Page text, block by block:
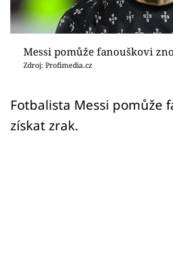
Sledujte prima+
Přihlášení
Sledujte nás
Messi pomůže fanouškovi
Zdroj: Profimedia.cz
Fotbalista Messi pomůže
získat zrak.